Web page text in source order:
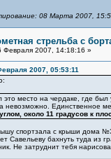
08 Марта 2007,
стрельба с
Февраля 2007, 14:18:16 »
2007, 05:53:11
это место на чердаке, где
невозможно. Единственное
около 11 градусов к
спортзала с крыши дома
Савельеву бахнуть туда из
Не затруднит тебя